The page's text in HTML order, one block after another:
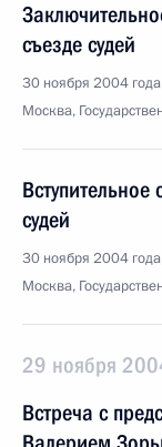
съезде судей
30 ноября 2004
Москва,
судей
30 ноября 2004
Москва,
29 ноября
Встреча с